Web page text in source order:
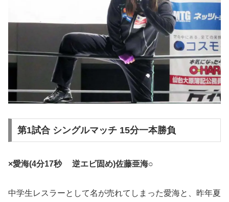
第1試合 シングルマッチ 15分一本勝負
×愛海(4分17秒 逆エビ固め)佐藤亜海○
中学生レスラーとして名が売れてしまった愛海と、昨年夏